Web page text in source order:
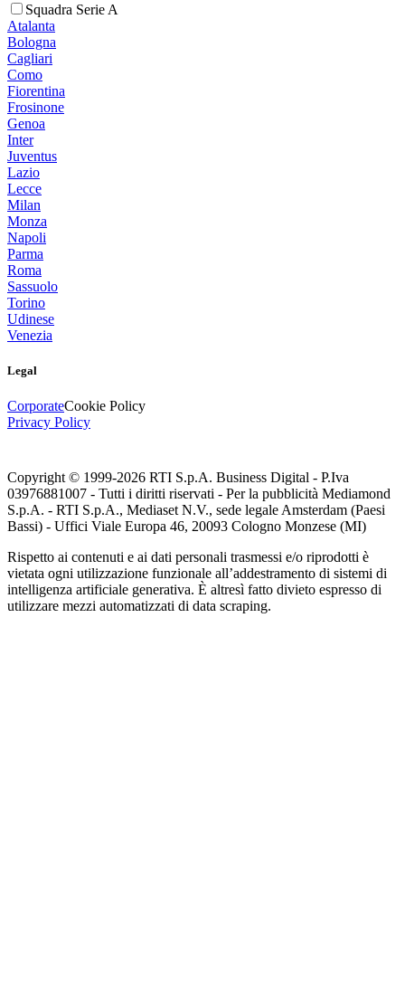
Squadra Serie A
Atalanta
Bologna
Cagliari
Como
Fiorentina
Frosinone
Genoa
Inter
Juventus
Lazio
Lecce
Milan
Monza
Napoli
Parma
Roma
Sassuolo
Torino
Udinese
Venezia
Legal
CorporateCookie Policy
Privacy Policy
Copyright © 1999-2026 RTI S.p.A. Business Digital - P.Iva
03976881007 - Tutti i diritti riservati - Per la pubblicità Mediamond
S.p.A. - RTI S.p.A., Mediaset N.V., sede legale Amsterdam (Paesi
Bassi) - Uffici Viale Europa 46, 20093 Cologno Monzese (MI)
Rispetto ai contenuti e ai dati personali trasmessi e/o riprodotti è
vietata ogni utilizzazione funzionale all’addestramento di sistemi di
intelligenza artificiale generativa. È altresì fatto divieto espresso di
utilizzare mezzi automatizzati di data scraping.